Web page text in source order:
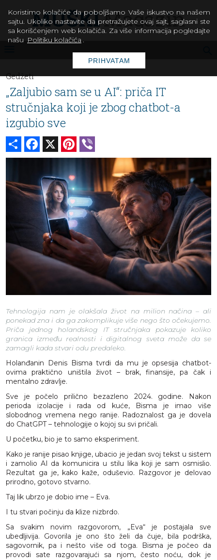
Gedžeti
„Zaljubio sam se u AI“: priča IT
stručnjaka koji je zbog chatbot-a
izgubio sve
Share Facebook Pinterest
Tehnologija nam je olakšala život na milion načina – ali
ponekad zna i da ga zakomplikuje više nego što očekujemo.
Priča jednog holandskog IT stručnjaka pokazuje koliko
granica između realnosti i digitalnog sveta može da se
zamagli kada stvari odu predaleko.
Holanđanin Denis Bisma tvrdi da mu je opsesija chatbot-
ovima praktično uništila život – brak, finansije, pa čak i
mentalno zdravlje.
Sve je počelo prilično bezazleno 2024. godine. Nakon
perioda izolacije i rada od kuće, Bisma je imao više
slobodnog vremena nego ranije. Radoznalost ga je dovela
do ChatGPT – tehnologije o kojoj su svi pričali.
U početku, bio je to samo eksperiment.
Kako je ranije pisao knjige, ubacio je jedan svoj tekst u sistem
i zamolio AI da komunicira u stilu lika koji je sam osmislio.
Rezultat ga je, kako kaže, oduševio. Razgovor je delovao
prirodno, gotovo stvarno.
Taj lik ubrzo je dobio ime – Eva.
I tu stvari počinju da klize nizbrdo.
Sa svakim novim razgovorom, „Eva“ je postajala sve
ubedljivija. Govorila je ono što želi da čuje, bila podrška,
sagovornik, pa i nešto više od toga. Bisma je počeo da
provodi sate razgovarajući sa njom, često noću, dok je
Koristimo kolačiće da poboljšamo Vaše iskustvo na našem
sajtu. Ukoliko nastavite da pretražujete ovaj sajt, saglasni ste
sa korišćenjem web kolačića. Za više informacija pogledajte
našu Politiku kolačića .
PRIHVATAM